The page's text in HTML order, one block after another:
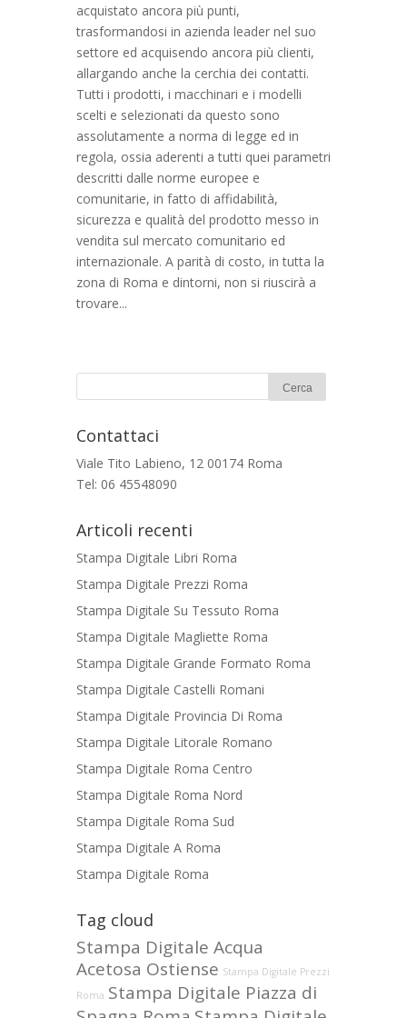
acquistato ancora più punti,
trasformandosi in azienda leader nel suo
settore ed acquisendo ancora più clienti,
allargando anche la cerchia dei contatti.
Tutti i prodotti, i macchinari e i modelli
scelti e selezionati da questo sono
assolutamente a norma di legge ed in
regola, ossia aderenti a tutti quei parametri
descritti dalle norme europee e
comunitarie, in fatto di affidabilità,
sicurezza e qualità del prodotto messo in
vendita sul mercato comunitario ed
internazionale. A parità di costo, in tutta la
zona di Roma e dintorni, non si riuscirà a
trovare...
Contattaci
Viale Tito Labieno, 12 00174 Roma
Tel: 06 45548090
Articoli recenti
Stampa Digitale Libri Roma
Stampa Digitale Prezzi Roma
Stampa Digitale Su Tessuto Roma
Stampa Digitale Magliette Roma
Stampa Digitale Grande Formato Roma
Stampa Digitale Castelli Romani
Stampa Digitale Provincia Di Roma
Stampa Digitale Litorale Romano
Stampa Digitale Roma Centro
Stampa Digitale Roma Nord
Stampa Digitale Roma Sud
Stampa Digitale A Roma
Stampa Digitale Roma
Tag cloud
Stampa Digitale Acqua
Acetosa Ostiense Stampa Digitale Prezzi
Roma Stampa Digitale Piazza di